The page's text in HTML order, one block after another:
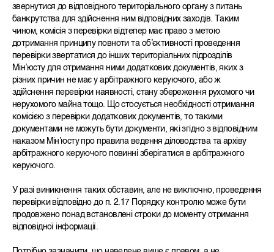
звернутися до відповідного територіального органу з питань
банкрутства для здійснення ним відповідних заходів. Таким
чином, комісія з перевірки відтепер має право з метою
дотримання принципу повноти та об’єктивності проведення
перевірки звертатися до інших територіальних підрозділів
Мін’юсту для отримання ними додаткових документів, яких з
різних причин не має у арбітражного керуючого, або ж
здійснення перевірки наявності, стану збереження рухомого чи
нерухомого майна тощо. Що стосується необхідності отримання
комісією з перевірки додаткових документів, то такими
документами не можуть бути документи, які згідно з відповідним
наказом Мін’юсту про правила ведення діловодства та архіву
арбітражного керуючого повинні зберігатися в арбітражного
керуючого.
У разі виникнення таких обставин, але не виключно, проведення
перевірки відповідно до п. 2.17 Порядку контролю може бути
продовжено понад встановлені строки до моменту отримання
відповідної інформації.